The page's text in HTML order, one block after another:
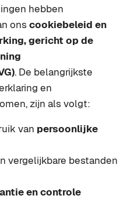
hebben
onscookiebeleid en
gericht op de
. De belangrijkste
en
zijn als volgt:
van persoonlijke
vergelijkbare bestanden
en controle